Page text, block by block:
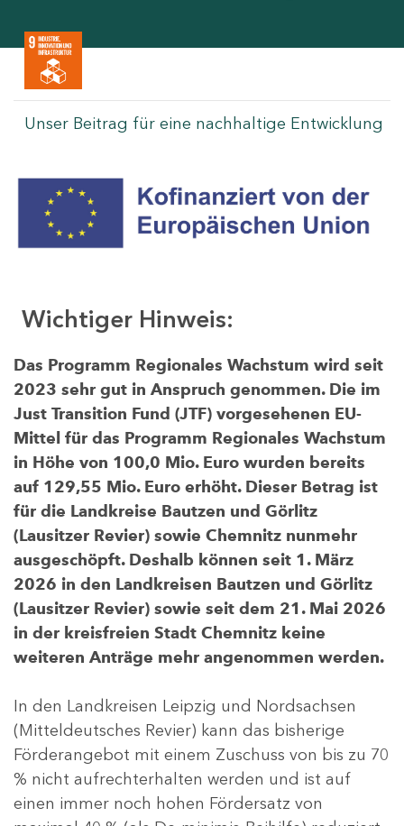
Unser Beitrag für eine nachhaltige Entwicklung
Wichtiger Hinweis:
Das Programm Regionales Wachstum wird seit
2023 sehr gut in Anspruch genommen. Die im
Just Transition Fund (JTF) vorgesehenen EU-
Mittel für das Programm Regionales Wachstum
in Höhe von 100,0 Mio. Euro wurden bereits
auf 129,55 Mio. Euro erhöht. Dieser Betrag ist
für die Landkreise Bautzen und Görlitz
(Lausitzer Revier) sowie Chemnitz nunmehr
ausgeschöpft. Deshalb können seit 1. März
2026 in den Landkreisen Bautzen und Görlitz
(Lausitzer Revier) sowie seit dem 21. Mai 2026
in der kreisfreien Stadt Chemnitz keine
weiteren Anträge mehr angenommen werden.
In den Landkreisen Leipzig und Nordsachsen
(Mitteldeutsches Revier) kann das bisherige
Förderangebot mit einem Zuschuss von bis zu 70
% nicht aufrechterhalten werden und ist auf
einen immer noch hohen Fördersatz von